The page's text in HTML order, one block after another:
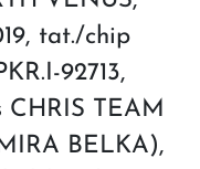
tat./chip
92713,
CHRIS TEAM
BELKA),